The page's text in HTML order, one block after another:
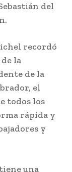
del
recordó
la
de la
el
todos los
rápida y
y
una